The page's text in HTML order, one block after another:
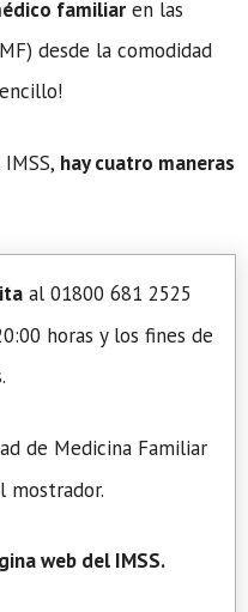
familiar en las
desde la comodidad
hay cuatro maneras
al 01800 681 2525
horas y los fines de
de Medicina Familiar
mostrador.
web del IMSS.